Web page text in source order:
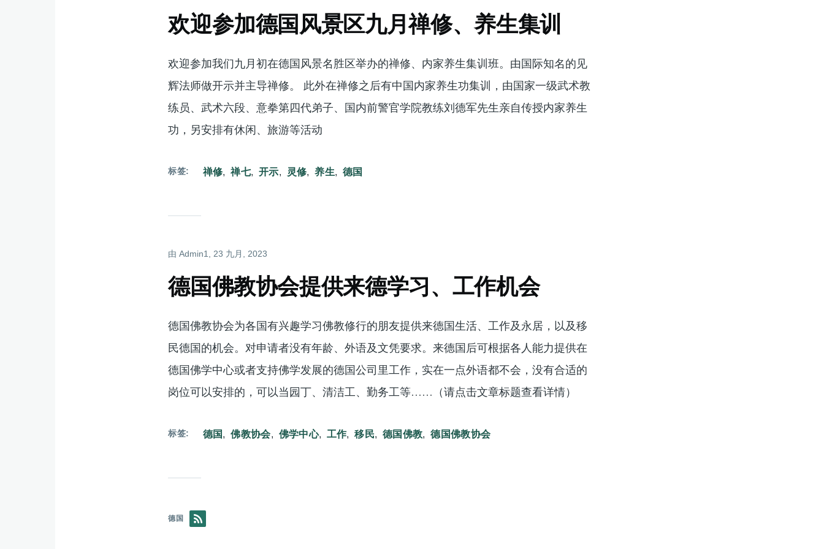
欢迎参加德国风景区九月禅修、养生集训
欢迎参加我们九月初在德国风景名胜区举办的禅修、内家养生集训班。由国际知名的见
辉法师做开示并主导禅修。 此外在禅修之后有中国内家养生功集训，由国家一级武术教
练员、武术六段、意拳第四代弟子、国内前警官学院教练刘德军先生亲自传授内家养生
功，另安排有休闲、旅游等活动
标签 禅修 禅七 开示 灵修 养生 德国
由Admin1 , 23 九月, 2023
德国佛教协会提供来德学习、工作机会
德国佛教协会为各国有兴趣学习佛教修行的朋友提供来德国生活、工作及永居，以及移
民德国的机会。对申请者没有年龄、外语及文凭要求。来德国后可根据各人能力提供在
德国佛学中心或者支持佛学发展的德国公司里工作，实在一点外语都不会，没有合适的
岗位可以安排的，可以当园丁、清洁工、勤务工等……（请点击文章标题查看详情）
标签 德国 佛教协会 佛学中心 工作 移民 德国佛教 德国佛教协会
德国